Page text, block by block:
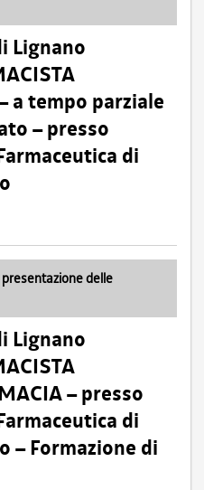
Lignano
a tempo parziale
– presso
di
delle
Lignano
– presso
di
– Formazione di